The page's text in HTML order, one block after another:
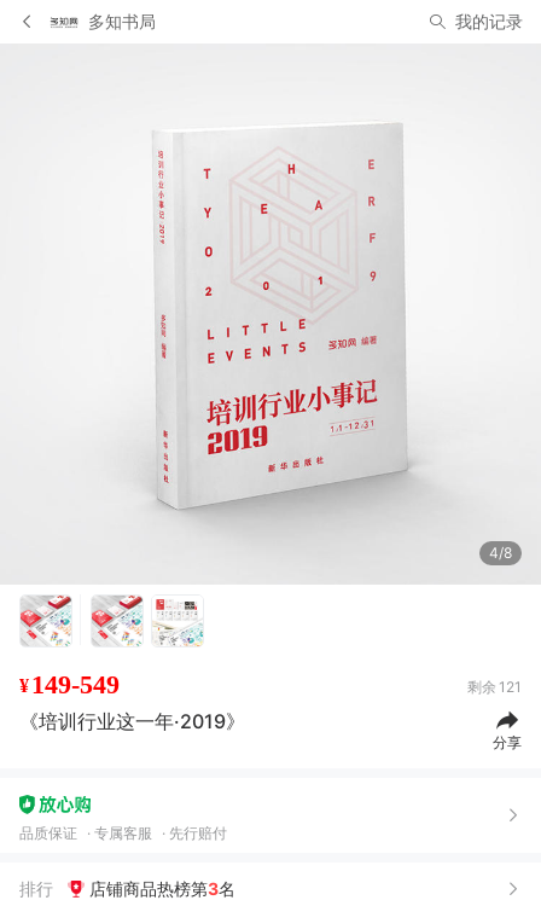
多知书局 我的记录
4/8
¥149-549 剩余 121
《培训行业这一年·2019》
分享
品质保证 专属客服 先行赔付
排行 店铺商品热榜第3名